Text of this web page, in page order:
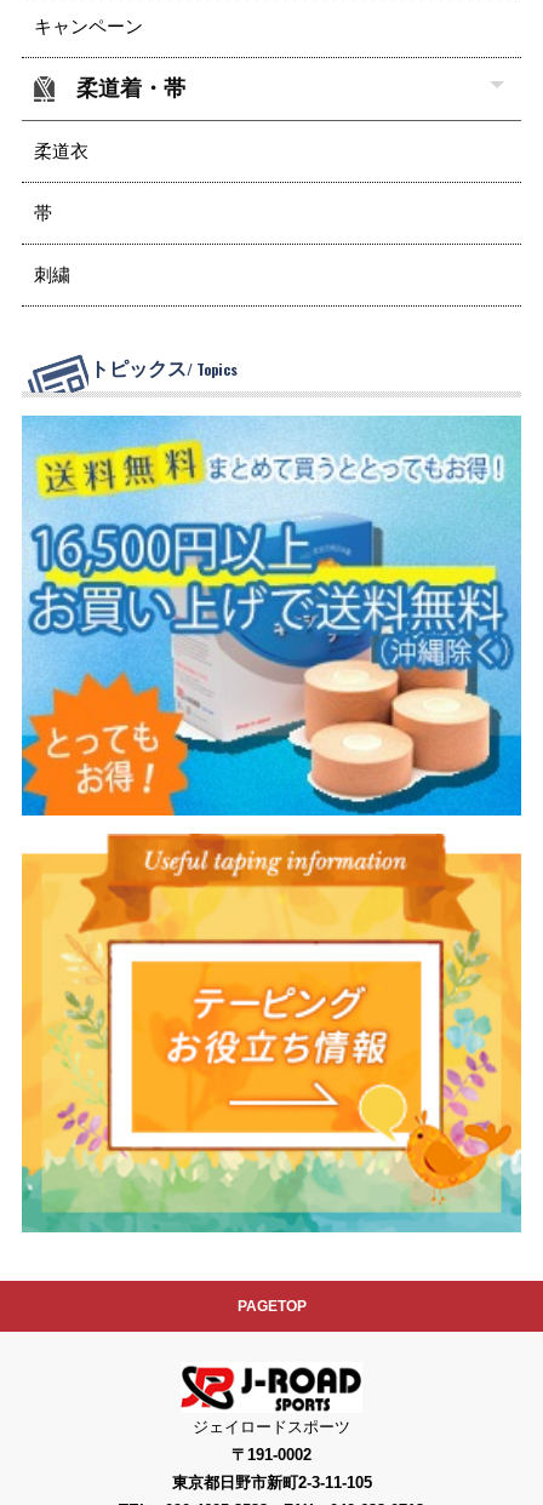
キャンペーン
柔道着・帯
柔道衣
帯
刺繍
トピックス/ Topics
PAGETOP
ジェイロードスポーツ
〒191-0002
東京都日野市新町2-3-11-105